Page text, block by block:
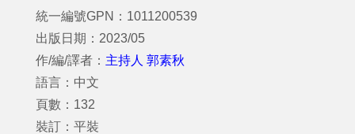
統一編號GPN：1011200539
出版日期：2023/05
作/編/譯者： 主持人 郭素秋
語言：中文
頁數：132
裝訂：平裝